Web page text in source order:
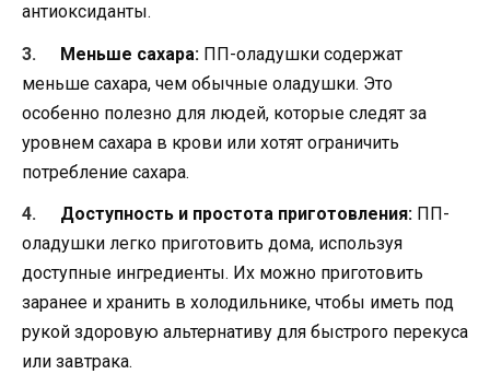
антиоксиданты.
Меньше сахара: ПП-оладушки содержат
меньше сахара, чем обычные оладушки. Это
особенно полезно для людей, которые следят за
уровнем сахара в крови или хотят ограничить
потребление сахара.
Доступность и простота приготовления: ПП-
оладушки легко приготовить дома, используя
доступные ингредиенты. Их можно приготовить
заранее и хранить в холодильнике, чтобы иметь под
рукой здоровую альтернативу для быстрого перекуса
или завтрака.